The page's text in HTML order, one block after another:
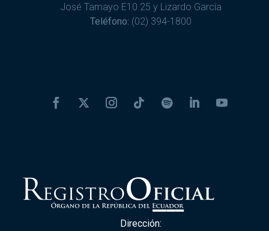
José Tamayo E10 25 y Lizardo García
Teléfono: (02) 394-1800
Dirección: